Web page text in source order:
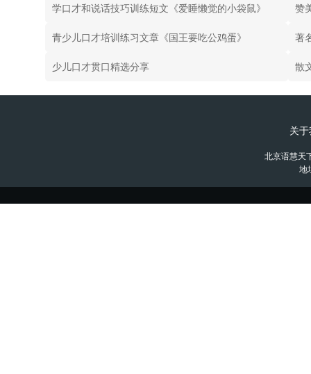
学口才和说话技巧训练短文《爱睡懒觉的小袋鼠》 赞
青少儿口才培训练习文章《国王要吃公鸡蛋》 著
少儿口才贯口精选分享 散
关
北京语慧天
地